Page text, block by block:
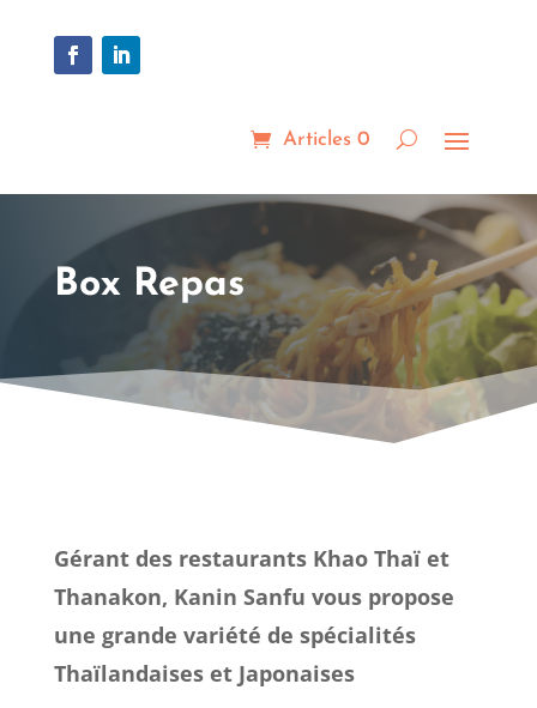
Articles 0
Box Repas
Gérant des restaurants Khao Thaï et
Thanakon, Kanin Sanfu vous propose
une grande variété de spécialités
Thaïlandaises et Japonaises